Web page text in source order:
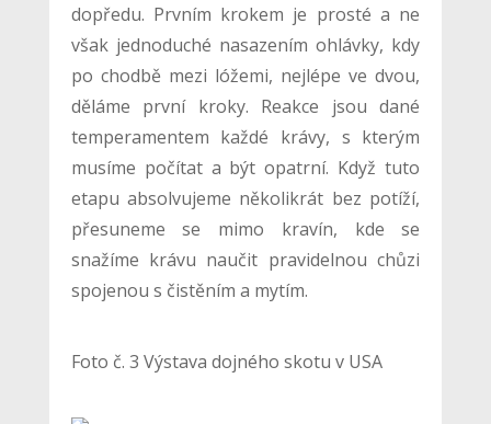
dopředu. Prvním krokem je prosté a ne
však jednoduché nasazením ohlávky, kdy
po chodbě mezi lóžemi, nejlépe ve dvou,
děláme první kroky. Reakce jsou dané
temperamentem každé krávy, s kterým
musíme počítat a být opatrní. Když tuto
etapu absolvujeme několikrát bez potíží,
přesuneme se mimo kravín, kde se
snažíme krávu naučit pravidelnou chůzi
spojenou s čistěním a mytím.
Foto č. 3 Výstava dojného skotu v USA